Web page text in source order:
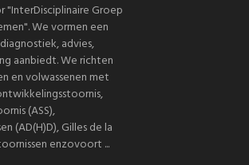
"InterDisciplinaire Groep
We vormen een
advies,
aanbiedt. We richten
en volwassenen met
(ASS),
(AD(H)D), Gilles de la
enzovoort ...